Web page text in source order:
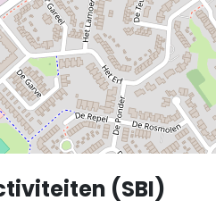
(SBI)